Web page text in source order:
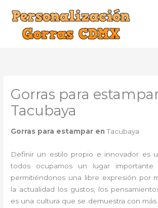
contenido
Gorras para
Tacubaya
Gorras para estampar enTacubaya
Definir un estilo propio e innovador es
todos ocupamos un lugar
permitiéndonos una libre expresión por
la actualidad los gustos, los
es una cultura que se demuestra con